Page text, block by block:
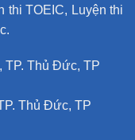
thi TOEIC, Luyện thi
TP. Thủ Đức, TP
Thủ Đức, TP